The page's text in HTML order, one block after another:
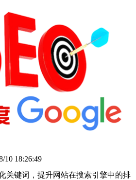
10 18:26:49
关键词，提升网站在搜索引擎中的排